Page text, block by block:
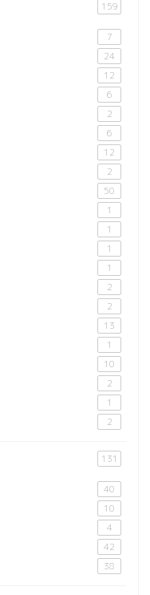
159
7
24
12
6
2
6
12
2
50
1
1
1
1
2
2
13
1
10
2
1
2
131
40
10
4
42
38